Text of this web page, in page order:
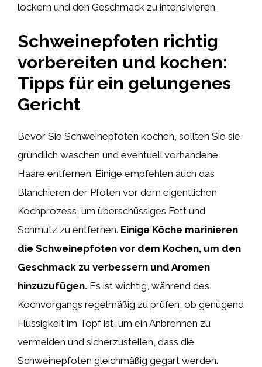
lockern und den Geschmack zu intensivieren.
Schweinepfoten richtig
vorbereiten und kochen:
Tipps für ein gelungenes
Gericht
Bevor Sie Schweinepfoten kochen, sollten Sie sie
gründlich waschen und eventuell vorhandene
Haare entfernen. Einige empfehlen auch das
Blanchieren der Pfoten vor dem eigentlichen
Kochprozess, um überschüssiges Fett und
Schmutz zu entfernen. Einige Köche marinieren
die Schweinepfoten vor dem Kochen, um den
Geschmack zu verbessern und Aromen
hinzuzufügen. Es ist wichtig, während des
Kochvorgangs regelmäßig zu prüfen, ob genügend
Flüssigkeit im Topf ist, um ein Anbrennen zu
vermeiden und sicherzustellen, dass die
Schweinepfoten gleichmäßig gegart werden.